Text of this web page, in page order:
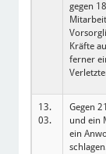
gegen
Kräfte
ferner
13.
03.
Gegen
und ein
ein